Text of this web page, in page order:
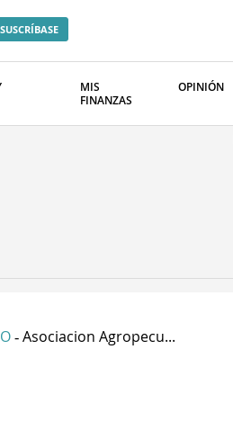
SUSCRÍBASE
MIS
FINANZAS
OPINIÓN
- Asociacion Agropecu...